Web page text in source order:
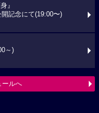
』
記念にて(19:00〜)
～)
ールへ